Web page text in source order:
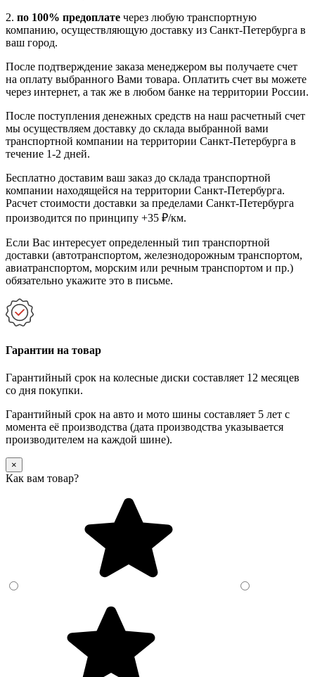
2. по 100% предоплате через любую транспортную
компанию, осуществляющую доставку из Санкт-Петербурга в
ваш город.
После подтверждение заказа менеджером вы получаете счет
на оплату выбранного Вами товара. Оплатить счет вы можете
через интернет, а так же в любом банке на территории России.
После поступления денежных средств на наш расчетный счет
мы осуществляем доставку до склада выбранной вами
транспортной компании на территории Санкт-Петербурга в
течение 1-2 дней.
Бесплатно доставим ваш заказ до склада транспортной
компании находящейся на территории Санкт-Петербурга.
Расчет стоимости доставки за пределами Санкт-Петербурга
производится по принципу +35 ₽/км.
Если Вас интересует определенный тип транспортной
доставки (автотранспортом, железнодорожным транспортом,
авиатранспортом, морским или речным транспортом и пр.)
обязательно укажите это в письме.
Гарантии на товар
Гарантийный срок на колесные диски составляет 12 месяцев
со дня покупки.
Гарантийный срок на авто и мото шины составляет 5 лет с
момента её производства (дата производства указывается
производителем на каждой шине).
×
Как вам товар?